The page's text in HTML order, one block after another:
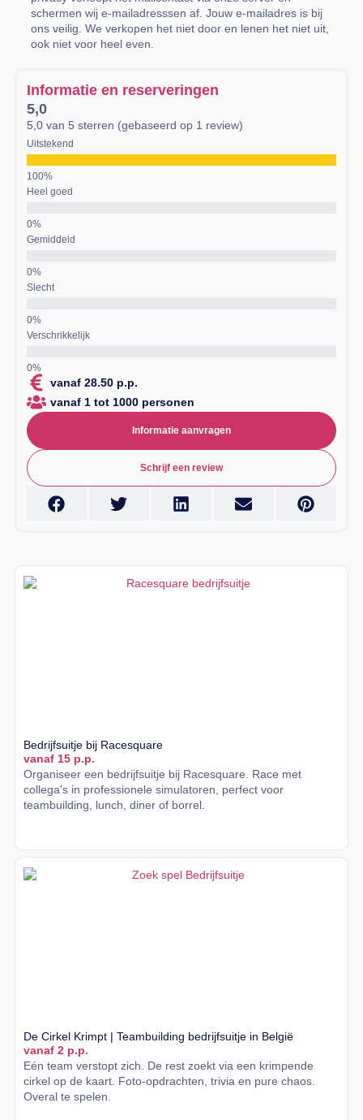
schermen wij e-mailadresssen af. Jouw e-mailadres is bij
ons veilig. We verkopen het niet door en lenen het niet uit,
ook niet voor heel even.
Informatie en reserveringen
5,0
5,0 van 5 sterren (gebaseerd op 1 review)
Uitstekend
Heel goed
Gemiddeld
Slecht
Verschrikkelijk
vanaf 28.50 p.p.
vanaf 1 tot 1000 personen
Informatie aanvragen
Schrijf een review
Bedrijfsuitje bij Racesquare
vanaf 15 p.p.
Organiseer een bedrijfsuitje bij Racesquare. Race met
collega's in professionele simulatoren, perfect voor
teambuilding, lunch, diner of borrel.
De Cirkel Krimpt | Teambuilding bedrijfsuitje in België
vanaf 2 p.p.
Eén team verstopt zich. De rest zoekt via een krimpende
cirkel op de kaart. Foto-opdrachten, trivia en pure chaos.
Overal te spelen.